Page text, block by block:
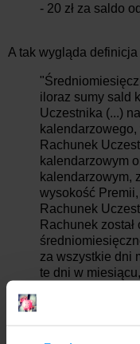
- 20 zł za saldo
A tak wygląda definicja
iloraz sumy sald
Uczestnika (...)
kalendarzowego,
Rachunek
kalendarzowym
kalendarzowym,
wysokość
Rachunek
Rachunek
za wszystkie dni
te dni w
równe 0 zł.